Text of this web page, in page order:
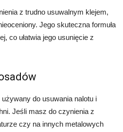
z trudno usuwalnym klejem,
Jego skuteczna formuła
co ułatwia jego usunięcie z
do usuwania nalotu i
Jeśli masz do czynienia z
czy na innych metalowych